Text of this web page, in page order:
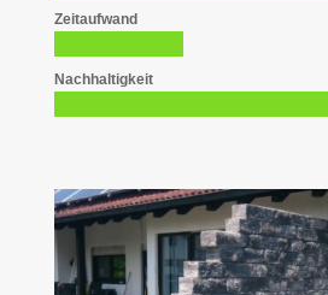
Zeitaufwand
Nachhaltigkeit